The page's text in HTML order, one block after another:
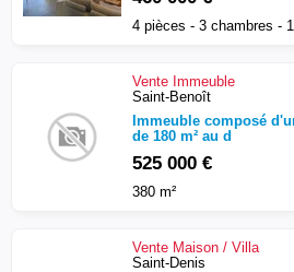
4 pièces - 3 chambres -
Vente Immeuble
Saint-Benoît
Immeuble composé
de 180 m² au d
525 000 €
380 m²
Vente Maison / Villa
Saint-Denis